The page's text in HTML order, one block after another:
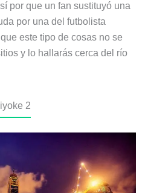
por que un fan sustituyó una
por una del futbolista
este tipo de cosas no se
y lo hallarás cerca del río
2